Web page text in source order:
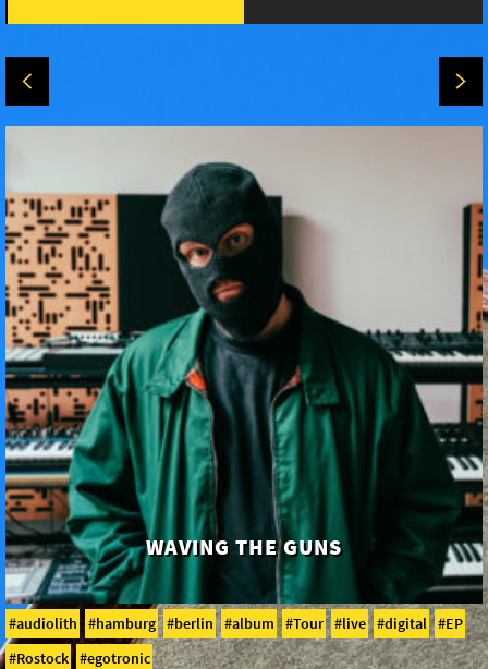
WAVING THE GUNS
audiolith hamburg berlin album Tour live digital
EP
Rostock
egotronic